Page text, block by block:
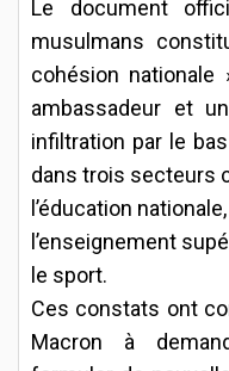
Le document
musulmans
cohésion
ambassadeur et
infiltration par le
dans trois secteurs
l’éducation nationale,
l’enseignement
le sport.
Ces constats ont
Macron à